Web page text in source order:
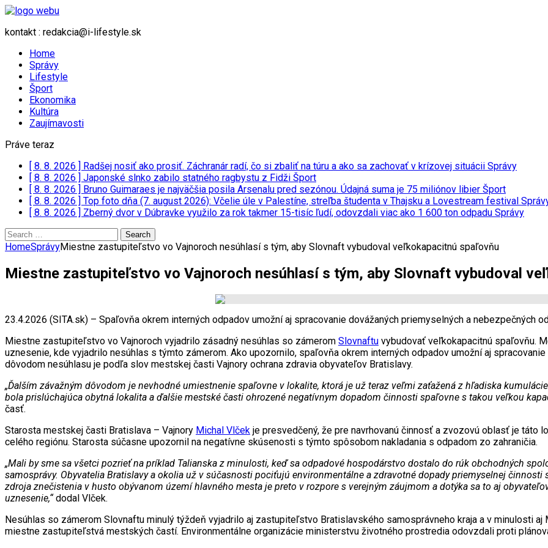
kontakt : redakcia@i-lifestyle.sk
Home
Správy
Lifestyle
Šport
Ekonomika
Kultúra
Zaujímavosti
Práve teraz
[ 8. 8. 2026 ] Radšej nosiť ako prosiť. Záchranár radí, čo si zbaliť na túru a ako sa zachovať v krízovej situácii Správy
[ 8. 8. 2026 ] Japonské slnko zabilo statného ragbystu z Fidži Šport
[ 8. 8. 2026 ] Bruno Guimaraes je najväčšia posila Arsenalu pred sezónou. Údajná suma je 75 miliónov libier Šport
[ 8. 8. 2026 ] Top foto dňa (7. august 2026): Včelie úle v Palestíne, streľba študenta v Thajsku a Lovestream festival
[ 8. 8. 2026 ] Zberný dvor v Dúbravke využilo za rok takmer 15-tisíc ľudí, odovzdali viac ako 1 600 ton odpadu Správy
Search
for:
HomeSprávyMiestne zastupiteľstvo vo Vajnoroch nesúhlasí s tým, aby Slovnaft vybudoval veľkokapacitnú spaľovňu
Miestne zastupiteľstvo vo Vajnoroch nesúhlasí s tým, aby Slovnaft vybudoval
23.4.2026 (SITA.sk) – Spaľovňa okrem interných odpadov umožní aj spracovanie dovážaných priemyselných a nebezpečných
Miestne zastupiteľstvo vo Vajnoroch vyjadrilo zásadný nesúhlas so zámerom Slovnaftu vybudovať veľkokapacitnú spaľovňu.
uznesenie, kde vyjadrilo nesúhlas s týmto zámerom. Ako upozornilo, spaľovňa okrem interných odpadov umožní aj
dôvodom nesúhlasu je podľa slov mestskej časti Vajnory ochrana zdravia obyvateľov Bratislavy.
„Ďalším závažným dôvodom je nevhodné umiestnenie spaľovne v lokalite, ktorá je už teraz veľmi zaťažená z hľadiska
bola prislúchajúca obytná lokalita a ďalšie mestské časti ohrozené negatívnym dopadom činnosti spaľovne s takou veľkou
časť.
Starosta mestskej časti Bratislava – Vajnory Michal Vlček je presvedčený, že pre navrhovanú činnosť a zvozovú oblasť je táto
celého regiónu. Starosta súčasne upozornil na negatívne skúsenosti s týmto spôsobom nakladania s odpadom zo zahraničia.
„Mali by sme sa všetci pozrieť na príklad Talianska z minulosti, keď sa odpadové hospodárstvo dostalo do rúk obchodných
samosprávy. Obyvatelia Bratislavy a okolia už v súčasnosti pociťujú environmentálne a zdravotné dopady priemyselnej
zdroja znečistenia v husto obývanom území hlavného mesta je preto v rozpore s verejným záujmom a dotýka sa to aj
uznesenie,“dodal Vlček.
Nesúhlas so zámerom Slovnaftu minulý týždeň vyjadrilo aj zastupiteľstvo Bratislavského samosprávneho kraja a v minulosti
miestne zastupiteľstvá mestských častí. Environmentálne organizácie ministerstvu životného prostredia odovzdali proti